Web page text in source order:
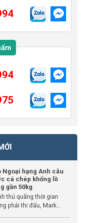
Ngoại hạng Anh câu
cá chép khổng lồ
gần 50kg
thủ quãng thời gian
phải thi đấu, Mark...